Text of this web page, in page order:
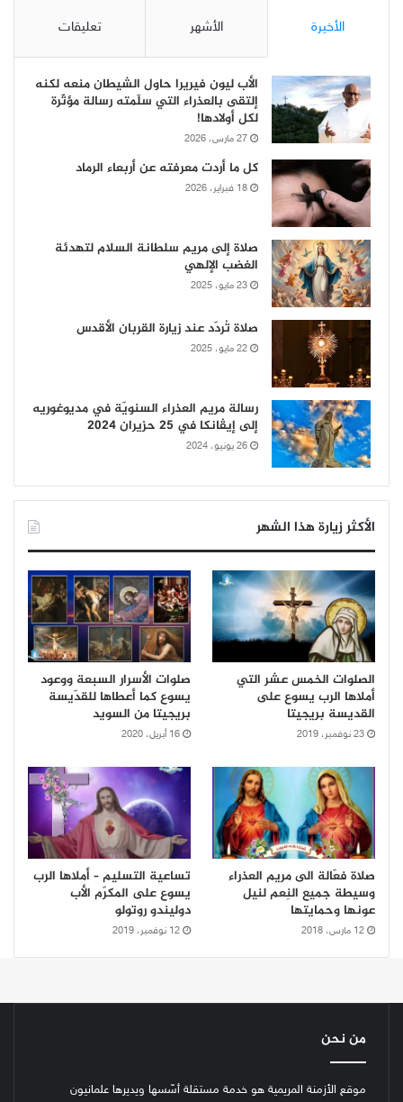
الأخيرة الأشهر تعليقات
الأب ليون فيريرا حاول الشيطان منعه لكنه
إلتقى بالعذراء التي سلّمته رسالة مؤثّرة
لكل أولادها!
27 مارس، 2026
كل ما أردت معرفته عن أربعاء الرماد
18 فبراير، 2026
صلاة إلى مريم سلطانة السلام لتهدئة
الغضب الإلهي
23 مايو، 2025
صلاة تُردّد عند زيارة القربان الأقدس
22 مايو، 2025
رسالة مريم العذراء السنويّة في مديوغوريه
إلى إيڤانكا في 25 حزيران 2024
26 يونيو، 2024
الأكثر زيارة هذا الشهر
الصلوات الخمس عشر التي
أملاها الرب يسوع على
القديسة بريجيتا
23 نوفمبر، 2019
صلوات الأسرار السبعة ووعود
يسوع كما أعطاها للقدّيسة
بريجيتا من السويد
16 أبريل، 2020
صلاة فعّالة الى مريم العذراء
وسيطة جميع النِعم لنيل
عونها وحمايتها
12 مارس، 2018
تساعية التسليم – أملاها الرب
يسوع على المكرّم الأب
دوليندو روتولو
12 نوفمبر، 2019
من نحن
موقع الأزمنة المريمية هو خدمة مستقلة أسّسها ويديرها علمانيون